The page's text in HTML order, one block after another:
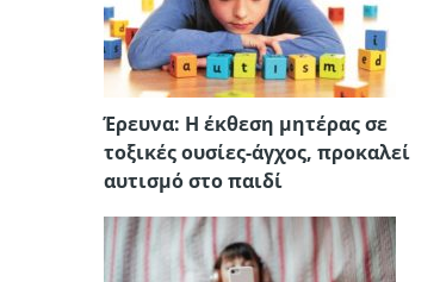
Έρευνα: H έκθεση μητέρας σε
τοξικές ουσίες-άγχος, προκαλεί
αυτισμό στο παιδί